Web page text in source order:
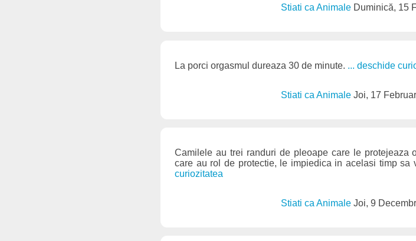
Stiati ca Animale Duminică, 15
La porci orgasmul dureaza 30 de minute. ... deschide
Stiati ca AnimaleJoi, 17
Camilele au trei randuri de pleoape care le protejeaza
care au rol de protectie, le impiedica in acelasi timp sa
curiozitatea
Stiati ca AnimaleJoi, 9